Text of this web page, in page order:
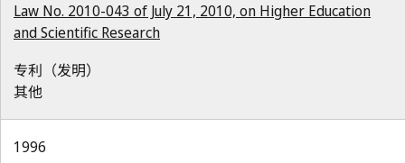
Law No. 2010-043 of July 21, 2010, on Higher Education
and Scientific Research
专利（发明）
其他
1996